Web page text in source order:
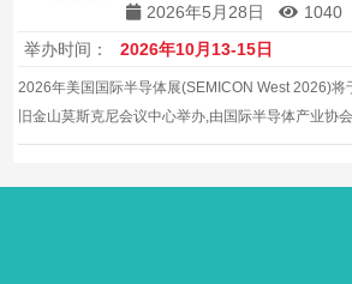
2026年5月28日
1040
举办时间：
2026年10月13-15日
2026年美国国际半导体展(SEMICON West 2026)
旧金山莫斯克尼会议中心举办,由国际半导体产业协
是北美地区规模最大、历史最悠久的半导体专业展,